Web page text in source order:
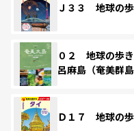
Ｊ３３ 地球の
０２ 地球の歩
呂麻島（奄美群
Ｄ１７ 地球の